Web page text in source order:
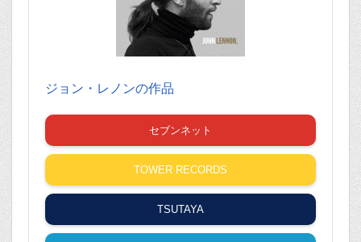
ジョン・レノンの作品
セブンネット
TOWER RECORDS
TSUTAYA